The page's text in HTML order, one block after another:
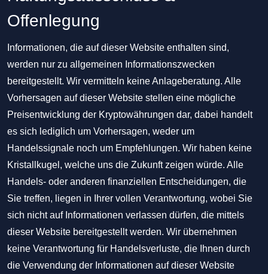
Offenlegung
Informationen, die auf dieser Website enthalten sind,
werden nur zu allgemeinen Informationszwecken
bereitgestellt. Wir vermitteln keine Anlageberatung. Alle
Vorhersagen auf dieser Website stellen eine mögliche
Preisentwicklung der Kryptowährungen dar, dabei handelt
es sich lediglich um Vorhersagen, weder um
Handelssignale noch um Empfehlungen. Wir haben keine
Kristallkugel, welche uns die Zukunft zeigen würde. Alle
Handels- oder anderen finanziellen Entscheidungen, die
Sie treffen, liegen in Ihrer vollen Verantwortung, wobei Sie
sich nicht auf Informationen verlassen dürfen, die mittels
dieser Website bereitgestellt werden. Wir übernehmen
keine Verantwortung für Handelsverluste, die Ihnen durch
die Verwendung der Informationen auf dieser Website